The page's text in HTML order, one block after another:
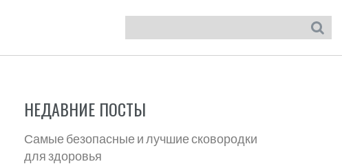
НЕДАВНИЕ ПОСТЫ
Самые безопасные и лучшие сковородки
для здоровья